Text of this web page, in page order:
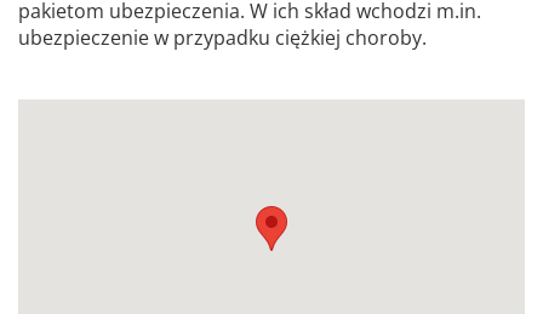
pakietom ubezpieczenia. W ich skład wchodzi m.in.
ubezpieczenie w przypadku ciężkiej choroby.